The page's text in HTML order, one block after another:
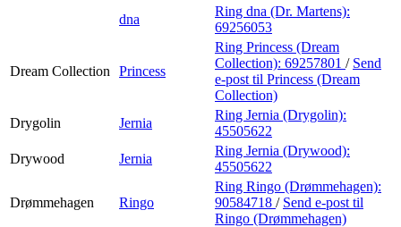
dna
Ring dna (Dr. Martens):
69256053
Dream Collection Princess
Ring Princess (Dream
Collection): 69257801 / Send
e-post til Princess (Dream
Collection)
Drygolin
Jernia
Ring Jernia (Drygolin):
45505622
Drywood
Jernia
Ring Jernia (Drywood):
45505622
Drømmehagen Ringo
Ring Ringo (Drømmehagen):
90584718 / Send e-post til
Ringo (Drømmehagen)